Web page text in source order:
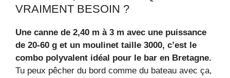
VRAIMENT BESOIN ?
Une canne de 2,40 m à 3 m avec une puissance
de 20-60 g et un moulinet taille 3000, c’est le
combo polyvalent idéal pour le bar en Bretagne.
Tu peux pêcher du bord comme du bateau avec ça,